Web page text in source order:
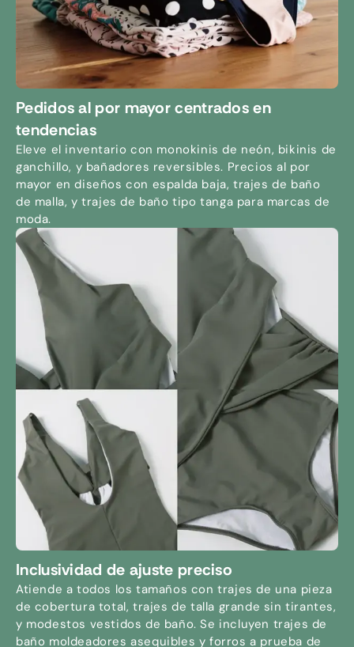
Pedidos al por mayor centrados en
tendencias
Eleve el inventario con monokinis de neón, bikinis de
ganchillo, y bañadores reversibles. Precios al por
mayor en diseños con espalda baja, trajes de baño
de malla, y trajes de baño tipo tanga para marcas de
moda.
Inclusividad de ajuste preciso
Atiende a todos los tamaños con trajes de una pieza
de cobertura total, trajes de talla grande sin tirantes,
y modestos vestidos de baño. Se incluyen trajes de
baño moldeadores asequibles y forros a prueba de